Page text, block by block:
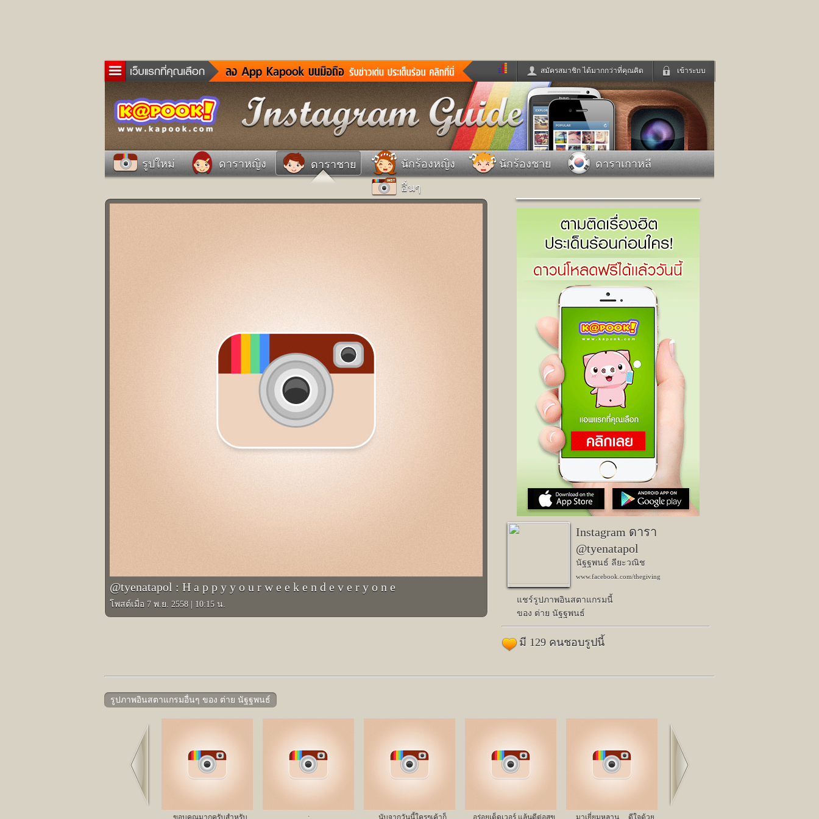
เข้าระบบ
สมัครสมาชิก ได้มากกว่าที่คุณคิด
ข่าวด่วน ข่าวสั้น ข่าวดารา
ดูทีวี
ละคร
หนังใหม่ ฟังเพลง
ฟังวิทยุออนไลน์
เกม
หมากรุกไทย แชทหมากฮอส
Glitter
แต่งงาน
แม่และเด็ก
ดูดวง
ทำนายฝัน สุขภาพ
สัตว์เลี้ยง
ผู้ชาย
ผลบอล บ้านและการตกแต่ง
ท่องเที่ยว
กลอน
dictionary
เช็คความเร็วเน็ต
Facebook
เข้าระบบด้วย User Kapook
Email
Password
เข้าระบบด้วย Facebook
รูปใหม่ ดาราหญิง ดาราชาย นักร้องหญิง นักร้องชาย
ดาราเกาหลี
อื่นๆ
@tyenatapol : H a p p y y o u r w e e k e n d e v e r y o n e
โพสต์เมื่อ 7 พ.ย. 2558 10:15 น.
Instagram ดารา
@tyenatapol
นัฐฐพนธ์ ลียะวณิช
www.facebook.com/thegiving
แชร์รูปภาพอินสตาแกรมนี้
ของ ต่าย นัฐฐพนธ์
มี 129 คนชอบรูปนี้
รูปภาพอินสตาแกรมอื่นๆ ของ ต่าย นัฐฐพนธ์
ขอบคุณมากครับสำหรับ ; นับจากวันนี้ใครๆเค้าก็ อร่อยเด็ดเวอร์ แล้นดีต่อสุข มาเยี่ยมหลาน ... ดีใจด้วย